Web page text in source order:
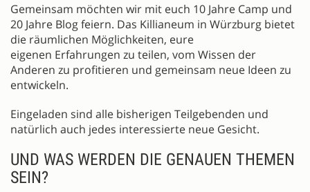
Gemeinsam möchten wir mit euch 10 Jahre Camp und
20 Jahre Blog feiern. Das Killianeum in Würzburg bietet
die räumlichen Möglichkeiten, eure
eigenen Erfahrungen zu teilen, vom Wissen der
Anderen zu profitieren und gemeinsam neue Ideen zu
entwickeln.
Eingeladen sind alle bisherigen Teilgebenden und
natürlich auch jedes interessierte neue Gesicht.
UND WAS WERDEN DIE GENAUEN THEMEN
SEIN?